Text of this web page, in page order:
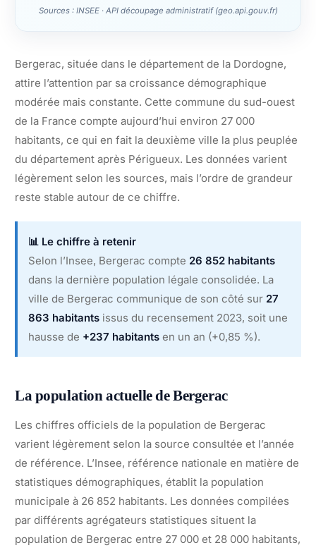
Sources : INSEE · API découpage administratif (geo.api.gouv.fr)
Bergerac, située dans le département de la Dordogne,
attire l’attention par sa croissance démographique
modérée mais constante. Cette commune du sud-ouest
de la France compte aujourd’hui environ 27 000
habitants, ce qui en fait la deuxième ville la plus peuplée
du département après Périgueux. Les données varient
légèrement selon les sources, mais l’ordre de grandeur
reste stable autour de ce chiffre.
📊 Le chiffre à retenir
Selon l’Insee, Bergerac compte 26 852 habitants
dans la dernière population légale consolidée. La
ville de Bergerac communique de son côté sur 27
863 habitants issus du recensement 2023, soit une
hausse de +237 habitants en un an (+0,85 %).
La population actuelle de Bergerac
Les chiffres officiels de la population de Bergerac
varient légèrement selon la source consultée et l’année
de référence. L’Insee, référence nationale en matière de
statistiques démographiques, établit la population
municipale à 26 852 habitants. Les données compilées
par différents agrégateurs statistiques situent la
population de Bergerac entre 27 000 et 28 000 habitants,